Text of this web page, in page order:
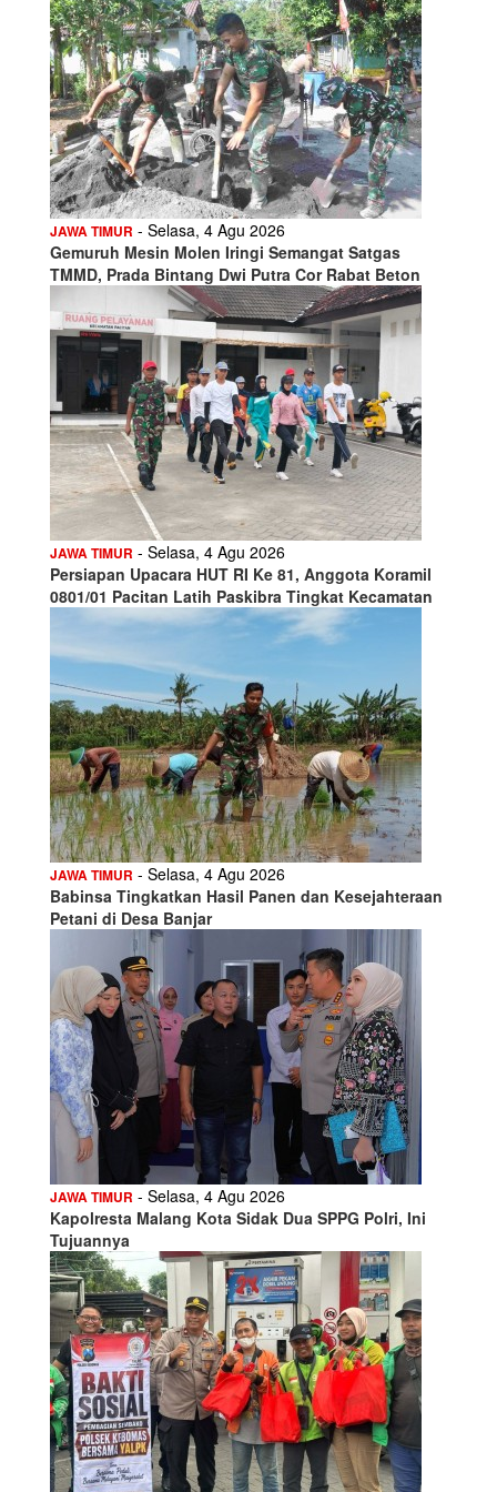
JAWA TIMUR - Selasa, 4 Agu 2026
Gemuruh Mesin Molen Iringi Semangat Satgas
TMMD, Prada Bintang Dwi Putra Cor Rabat Beton
JAWA TIMUR - Selasa, 4 Agu 2026
Persiapan Upacara HUT RI Ke 81, Anggota Koramil
0801/01 Pacitan Latih Paskibra Tingkat Kecamatan
JAWA TIMUR - Selasa, 4 Agu 2026
Babinsa Tingkatkan Hasil Panen dan Kesejahteraan
Petani di Desa Banjar
JAWA TIMUR - Selasa, 4 Agu 2026
Kapolresta Malang Kota Sidak Dua SPPG Polri, Ini
Tujuannya